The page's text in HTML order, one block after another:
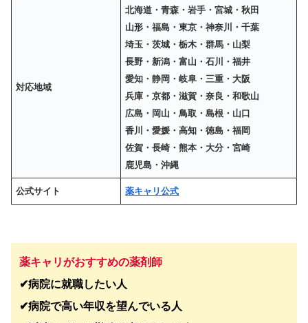
対応地域
北海道・青森・岩手・宮城・秋田
山形・福島・東京・神奈川・千葉
埼玉・茨城・栃木・群馬・山梨
長野・新潟・富山・石川・福井
愛知・静岡・岐阜・三重・大阪
兵庫・京都・滋賀・奈良・和歌山
広島・岡山・鳥取・島根・山口
香川・愛媛・高知・徳島・福岡
佐賀・長崎・熊本・大分・宮崎
鹿児島・沖縄
公式サイト 薬キャリ公式
薬キャリがおすすめの薬剤師
✔︎病院に就職したい人
✔︎病院で高い年収を望んでいる人